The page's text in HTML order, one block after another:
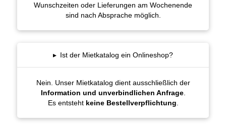
Wunschzeiten oder Lieferungen am Wochenende
sind nach Absprache möglich.
▸ Ist der Mietkatalog ein Onlineshop?
Nein. Unser Mietkatalog dient ausschließlich der
Information und unverbindlichen Anfrage.
Es entsteht keine Bestellverpflichtung